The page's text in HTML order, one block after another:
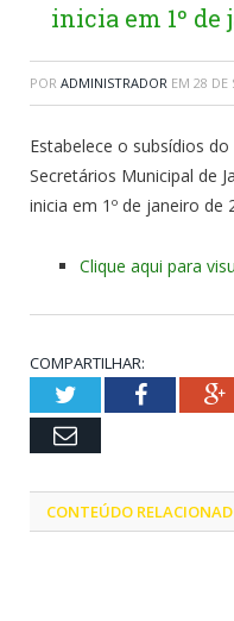
inicia em 1º de
POR ADMINISTRADOR EM 28 DE
Estabelece o subsídios
Secretários Municipal de
inicia em 1º de janeiro de
Clique aqui para
COMPARTILHAR:
TwitterFacebook
Email
CONTEÚDO